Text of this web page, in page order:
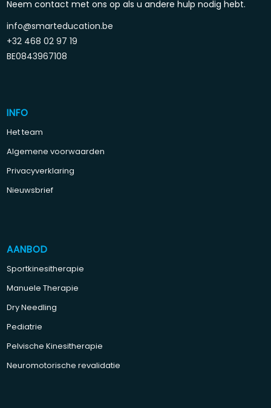
Neem contact met ons op als u andere hulp nodig hebt.
info@smarteducation.be
+32 468 02 97 19
BE0843967108
INFO
Het team
Algemene voorwaarden
Privacyverklaring
Nieuwsbrief
AANBOD
Sportkinesitherapie
Manuele Therapie
Dry Needling
Pediatrie
Pelvische Kinesitherapie
Neuromotorische revalidatie